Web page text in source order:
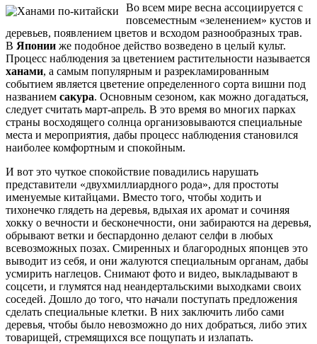
Во всем мире весна ассоциируется с
повсеместным «зеленением» кустов и
деревьев, появлением цветов и всходом разнообразных трав.
В Японии же подобное действо возведено в целый культ.
Процесс наблюдения за цветением растительности называется
ханами, а самым популярным и разрекламированным
событием является цветение определенного сорта вишни под
названием сакура. Основным сезоном, как можно догадаться,
следует считать март-апрель. В это время во многих парках
страны восходящего солнца организовываются специальные
места и мероприятия, дабы процесс наблюдения становился
наиболее комфортным и спокойным.
И вот это чуткое спокойствие повадились нарушать
представители «двухмиллиардного рода», для простоты
именуемые китайцами. Вместо того, чтобы ходить и
тихонечко глядеть на деревья, вдыхая их аромат и сочиняя
хокку о вечности и бесконечности, они забираются на деревья,
обрывают ветки и беспардонно делают селфи в любых
всевозможных позах. Смиренных и благородных японцев это
выводит из себя, и они жалуются специальным органам, дабы
усмирить наглецов. Снимают фото и видео, выкладывают в
соцсети, и глумятся над неандертальскими выходками своих
соседей. Дошло до того, что начали поступать предложения
сделать специальные клетки. В них заключить либо сами
деревья, чтобы было невозможно до них добраться, либо этих
товарищей, стремящихся все пощупать и излапать.